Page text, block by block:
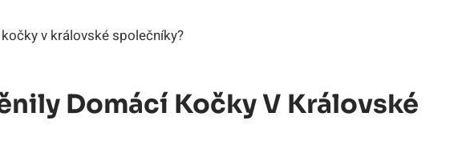
Domácí Kočky V Královské